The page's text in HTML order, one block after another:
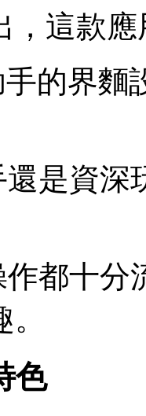
，這款
手的界
是資深
都十
色